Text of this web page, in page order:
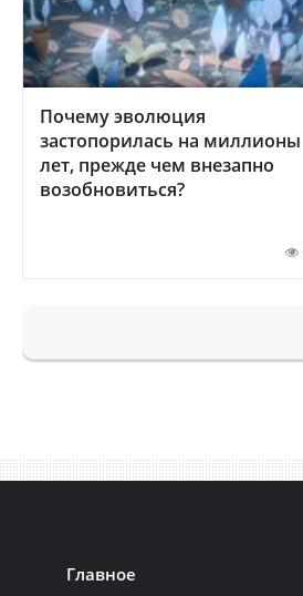
Почему эволюция
застопорилась на миллионы
лет, прежде чем внезапно
возобновиться?
Главное